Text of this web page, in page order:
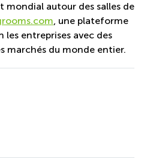
mondial autour des salles de
, une plateforme
entreprises avec des
marchés du monde entier.